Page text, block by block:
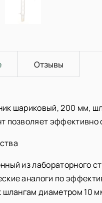
Отзывы
шариковый, 200 мм,
позволяет
из лабораторного
аналоги по
шлангам диаметром 10